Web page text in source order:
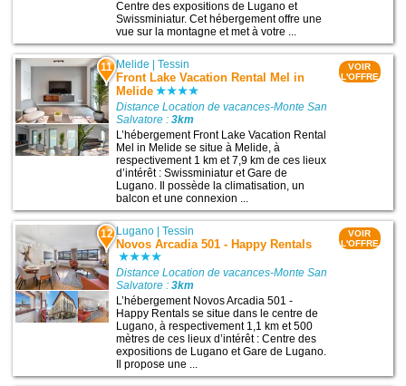
Centre des expositions de Lugano et
Swissminiatur. Cet hébergement offre une
vue sur la montagne et met à votre ...
11 Melide |Tessin
Front Lake Vacation Rental Mel in
Melide
Distance Location de vacances-Monte San
Salvatore :3km
L’hébergement Front Lake Vacation Rental
Mel in Melide se situe à Melide, à
respectivement 1 km et 7,9 km de ces lieux
d’intérêt : Swissminiatur et Gare de
Lugano. Il possède la climatisation, un
balcon et une connexion ...
VOIR
L'OFFRE
12 Lugano |Tessin
Novos Arcadia 501 - Happy Rentals
Distance Location de vacances-Monte San
Salvatore :3km
L’hébergement Novos Arcadia 501 -
Happy Rentals se situe dans le centre de
Lugano, à respectivement 1,1 km et 500
mètres de ces lieux d’intérêt : Centre des
expositions de Lugano et Gare de Lugano.
Il propose une ...
VOIR
L'OFFRE